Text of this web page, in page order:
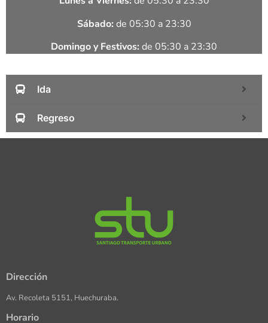
Sábado: de 05:30 a 23:30
Domingo y Festivos: de 05:30 a 23:30
Ida
Regreso
Dirección
Av. Recoleta 5151, Huechuraba.
Horario